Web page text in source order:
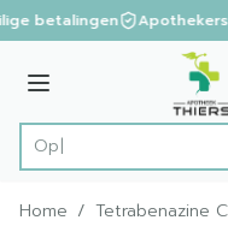
Ga naar de inhoud
1 van 1
betalingen
Menu
Product, merk,
Op zoek
Home / Tetrabenazine